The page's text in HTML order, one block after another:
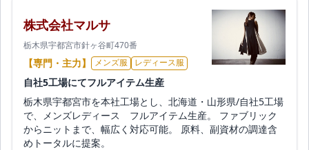
株式会社マルサ
栃木県宇都宮市針ヶ谷町470番
【専門・主力】 メンズ服 レディース服
自社5工場にてフルアイテム生産
栃木県宇都宮市を本社工場とし、北海道・山形県/自社5工場
で、メンズレディース フルアイテム生産。 ファブリック
からニットまで、幅広く対応可能。 原料、副資材の調達含
めトータルに提案。